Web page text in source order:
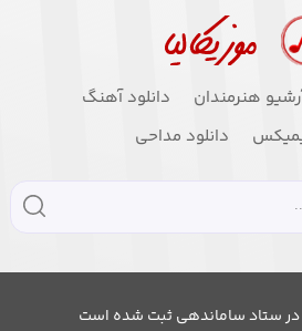
هنرمندان
دانلود آهنگ
دانلود مداحی
در ستاد ساماندهی ثبت شده است